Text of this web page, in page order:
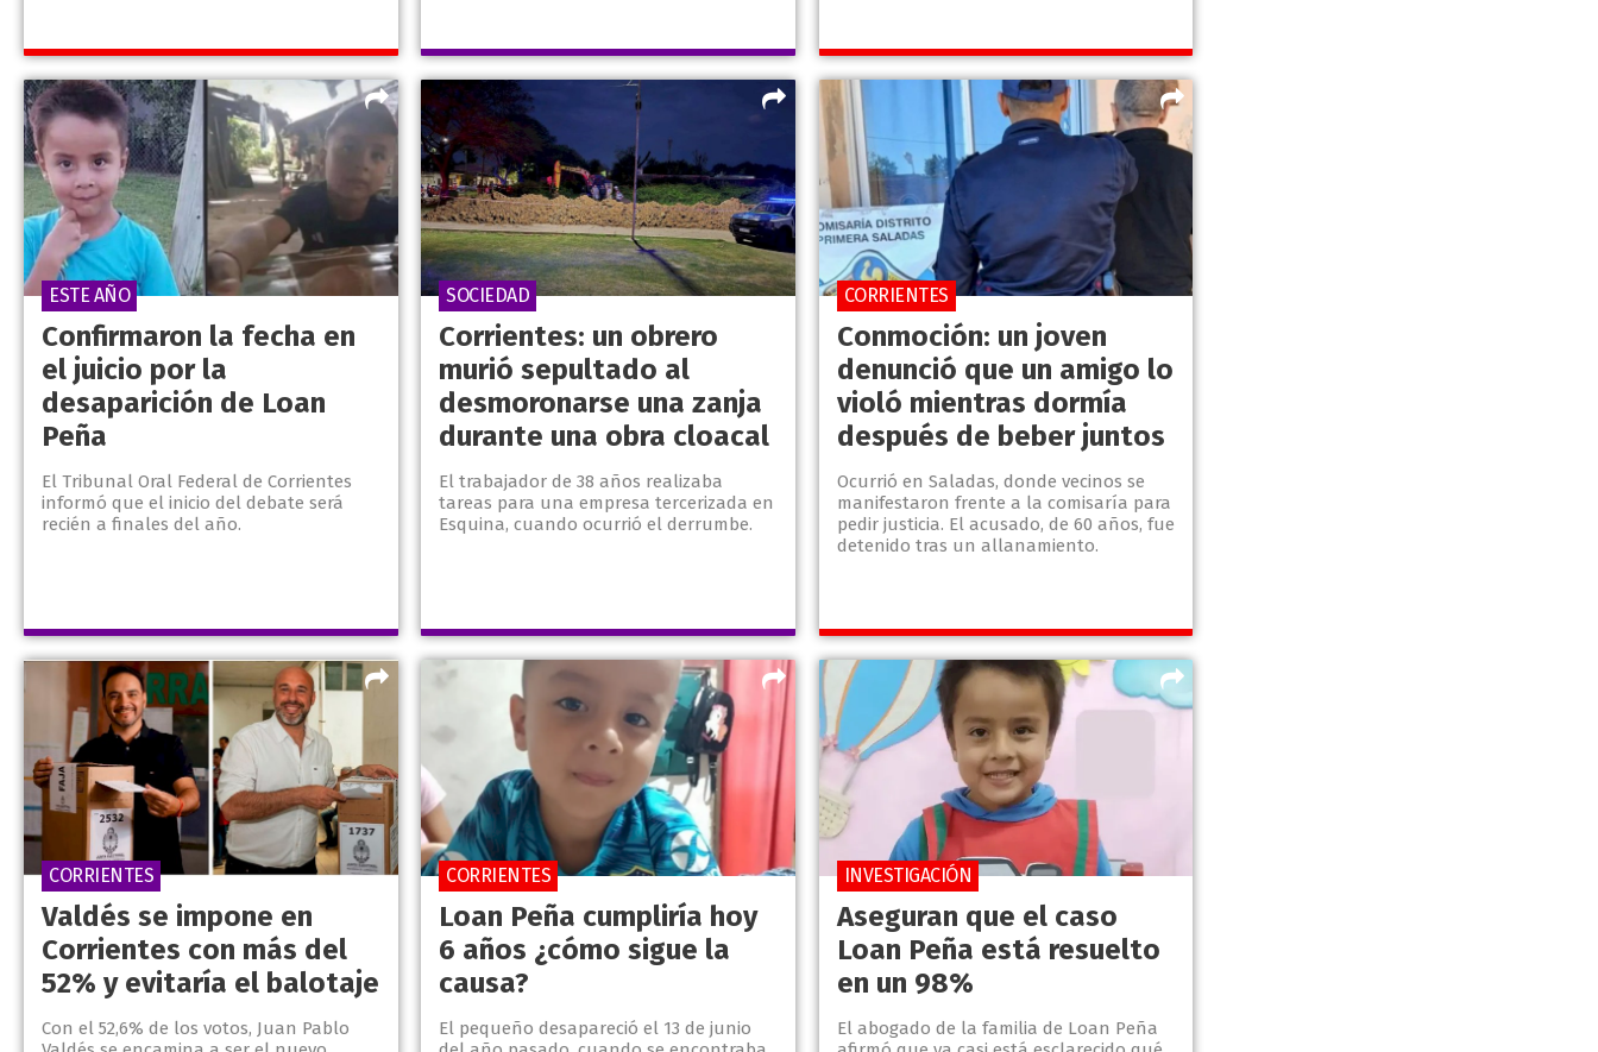
Confirmaron la fecha en
el juicio por la
desaparición de Loan
Peña
El Tribunal Oral Federal de Corrientes
informó que el inicio del debate será
recién a finales del año.
ESTE AÑO
Corrientes: un obrero
murió sepultado al
desmoronarse una zanja
durante una obra cloacal
El trabajador de 38 años realizaba
tareas para una empresa tercerizada en
Esquina, cuando ocurrió el derrumbe.
SOCIEDAD
Conmoción: un joven
denunció que un amigo lo
violó mientras dormía
después de beber juntos
Ocurrió en Saladas, donde vecinos se
manifestaron frente a la comisaría para
pedir justicia. El acusado, de 60 años, fue
detenido tras un allanamiento.
CORRIENTES
Valdés se impone en
Corrientes con más del
52% y evitaría el balotaje
Con el 52,6% de los votos, Juan Pablo
CORRIENTES
Loan Peña cumpliría hoy
6 años ¿cómo sigue la
causa?
El pequeño desapareció el 13 de junio
CORRIENTES
Aseguran que el caso
Loan Peña está resuelto
en un 98%
El abogado de la familia de Loan Peña
INVESTIGACIÓN